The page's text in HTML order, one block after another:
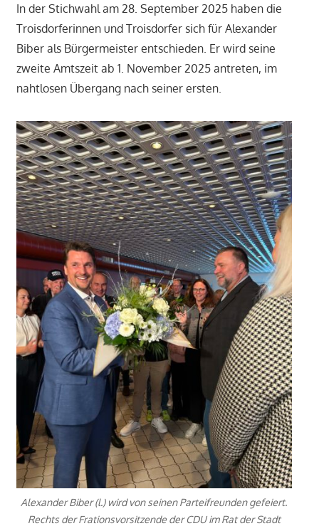
In der Stichwahl am 28. September 2025 haben die
Troisdorferinnen und Troisdorfer sich für Alexander
Biber als Bürgermeister entschieden. Er wird seine
zweite Amtszeit ab 1. November 2025 antreten, im
nahtlosen Übergang nach seiner ersten.
Alexander Biber (l.) wird von seinen Parteifreunden gefeiert.
Rechts der Frationsvorsitzende der CDU im Rat der Stadt